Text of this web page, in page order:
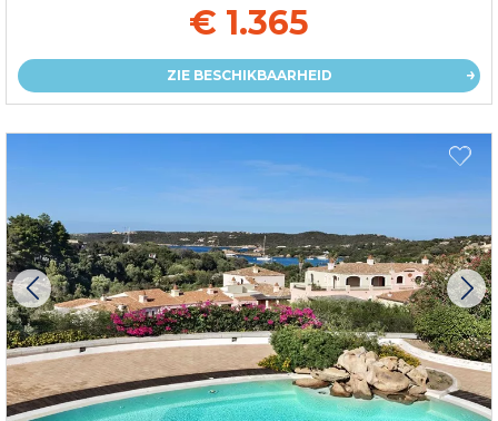
€ 1.365
ZIE BESCHIKBAARHEID